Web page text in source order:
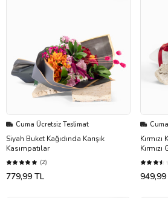
Cuma Ücretsiz Teslimat
Siyah Buket Kağıdında Karışık
Kasımpatılar
(2)
779,99 TL
Kırmızı